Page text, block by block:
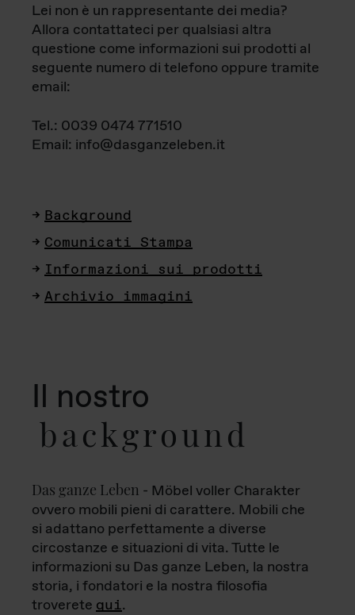
Lei non è un rappresentante dei media?
Allora contattateci per qualsiasi altra
questione come informazioni sui prodotti al
seguente numero di telefono oppure tramite
email:
Tel.: 0039 0474 771510
Email: info@dasganzeleben.it
Background
Comunicati Stampa
Informazioni sui prodotti
Archivio immagini
Il nostro
background
Das ganze Leben - Möbel voller Charakter
ovvero mobili pieni di carattere. Mobili che
si adattano perfettamente a diverse
circostanze e situazioni di vita. Tutte le
informazioni su Das ganze Leben, la nostra
storia, i fondatori e la nostra filosofia
troverete qui.